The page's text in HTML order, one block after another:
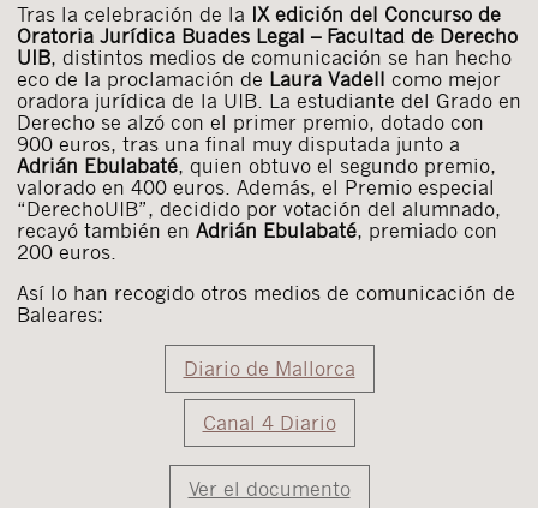
Tras la celebración de la IX edición del Concurso de
Oratoria Jurídica Buades Legal – Facultad de Derecho
UIB, distintos medios de comunicación se han hecho
eco de la proclamación de Laura Vadell como mejor
oradora jurídica de la UIB. La estudiante del Grado en
Derecho se alzó con el primer premio, dotado con
900 euros, tras una final muy disputada junto a
Adrián Ebulabaté, quien obtuvo el segundo premio,
valorado en 400 euros. Además, el Premio especial
“DerechoUIB”, decidido por votación del alumnado,
recayó también en Adrián Ebulabaté, premiado con
200 euros.
Así lo han recogido otros medios de comunicación de
Baleares:
Diario de Mallorca
Canal 4 Diario
Ver el documento